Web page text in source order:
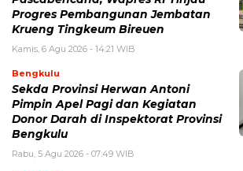
Progres Pembangunan Jembatan
Krueng Tingkeum Bireuen
Kamis, 6 Agu 2026 - 14:21 WIB
Bengkulu
Sekda Provinsi Herwan Antoni
Pimpin Apel Pagi dan Kegiatan
Donor Darah di Inspektorat Provinsi
Bengkulu
Rabu, 5 Agu 2026 - 07:49 WIB